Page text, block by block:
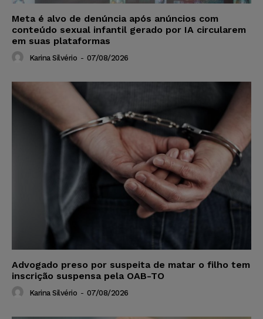
Meta é alvo de denúncia após anúncios com
conteúdo sexual infantil gerado por IA circularem
em suas plataformas
Karina Silvério - 07/08/2026
Advogado preso por suspeita de matar o filho tem
inscrição suspensa pela OAB-TO
Karina Silvério - 07/08/2026